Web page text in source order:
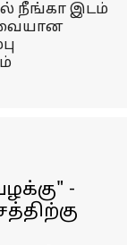
நீங்கா இடம்
-